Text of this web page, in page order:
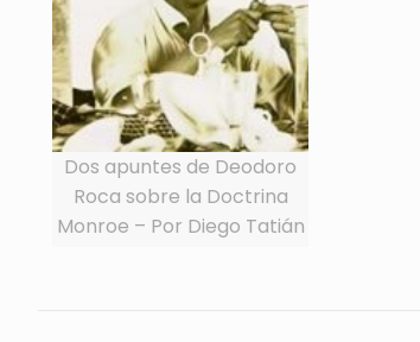
Dos apuntes de Deodoro
Roca sobre la Doctrina
Monroe – Por Diego Tatián